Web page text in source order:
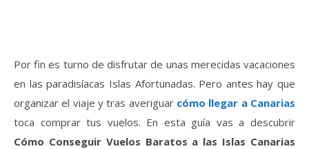
Por fin es turno de disfrutar de unas merecidas vacaciones
en las paradisíacas Islas Afortunadas. Pero antes hay que
organizar el viaje y tras averiguar cómo llegar a Canarias
toca comprar tus vuelos. En esta guía vas a descubrir
Cómo Conseguir Vuelos Baratos a las Islas Canarias